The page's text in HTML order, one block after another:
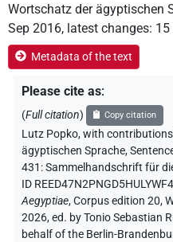
Wortschatz der ägyptischen
Sep 2016, latest changes: 15
Metadata of the text
Please cite as:
(Full citation) Copy citation
Lutz Popko,with
ägyptischen Sprache,
431: Sammelhandschrift für
ID
Aegyptiae,Corpus edition 20,
2026, ed. by Tonio Sebastian
behalf of the Berlin-